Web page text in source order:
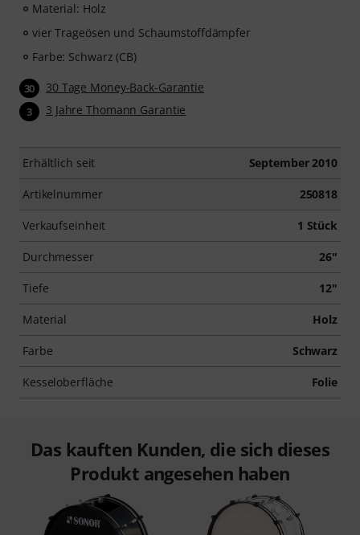
Material: Holz
vier Trageösen und Schaumstoffdämpfer
Farbe: Schwarz (CB)
30 30 Tage Money-Back-Garantie
3 3 Jahre Thomann Garantie
Erhältlich seit September 2010
Artikelnummer 250818
Verkaufseinheit 1 Stück
Durchmesser 26"
Tiefe 12"
Material Holz
Farbe Schwarz
Kesseloberfläche Folie
Das kauften Kunden, die sich dieses
Produkt angesehen haben